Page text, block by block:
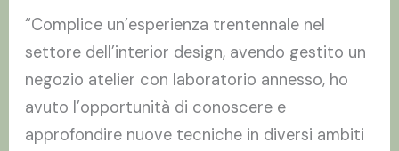
“Complice un’esperienza trentennale nel
settore dell’interior design, avendo gestito un
negozio atelier con laboratorio annesso, ho
avuto l’opportunità di conoscere e
approfondire nuove tecniche in diversi ambiti